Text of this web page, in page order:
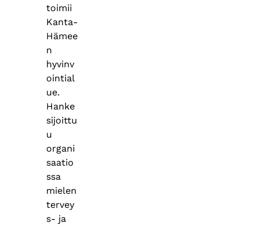
toimii
Kanta-
Hämee
n
hyvinv
ointial
ue.
Hanke
sijoittu
u
organi
saatio
ssa
mielen
tervey
s- ja